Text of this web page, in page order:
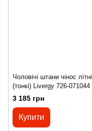
Чоловічі штани чінос літні
(тонкі) Livergy 726-071044
3 185 грн
Купити